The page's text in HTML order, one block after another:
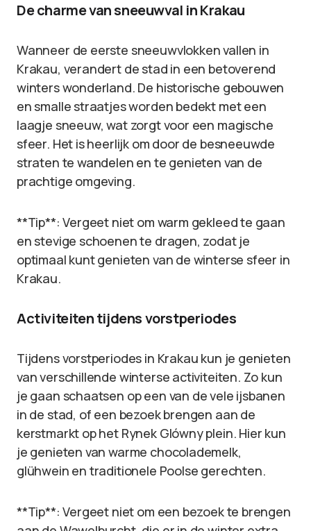
De charme van sneeuwval in Krakau
Wanneer de eerste sneeuwvlokken vallen in
Krakau, verandert de stad in een betoverend
winters wonderland. De historische gebouwen
en smalle straatjes worden bedekt met een
laagje sneeuw, wat zorgt voor een magische
sfeer. Het is heerlijk om door de besneeuwde
straten te wandelen en te genieten van de
prachtige omgeving.
**Tip**: Vergeet niet om warm gekleed te gaan
en stevige schoenen te dragen, zodat je
optimaal kunt genieten van de winterse sfeer in
Krakau.
Activiteiten tijdens vorstperiodes
Tijdens vorstperiodes in Krakau kun je genieten
van verschillende winterse activiteiten. Zo kun
je gaan schaatsen op een van de vele ijsbanen
in de stad, of een bezoek brengen aan de
kerstmarkt op het Rynek Glówny plein. Hier kun
je genieten van warme chocolademelk,
glühwein en traditionele Poolse gerechten.
**Tip**: Vergeet niet om een bezoek te brengen